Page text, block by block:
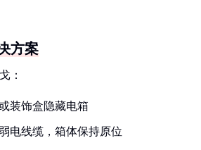
方案
：
装饰盒隐藏电箱
电线缆，箱体保持原位